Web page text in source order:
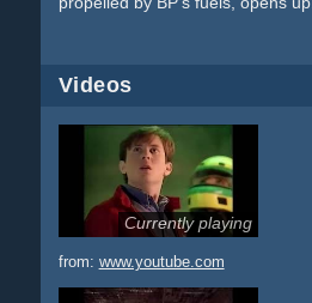
Videos
Currently playing
from: www.youtube.com